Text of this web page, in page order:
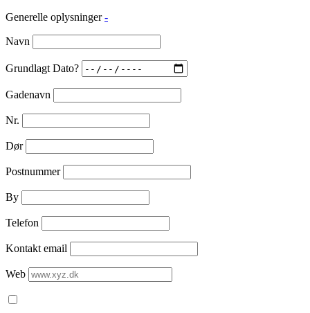
Generelle oplysninger -
Navn
Grundlagt Dato?
Gadenavn
Nr.
Dør
Postnummer
By
Telefon
Kontakt email
Web